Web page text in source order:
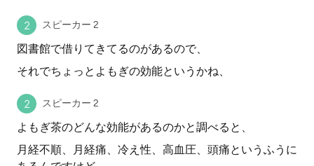
スピーカー 2
図書館で借りてきてるのがあるので、
それでちょっとよもぎの効能というかね、
スピーカー 2
よもぎ茶のどんな効能があるのかと調べると、
月経不順、月経痛、冷え性、高血圧、頭痛というふうに